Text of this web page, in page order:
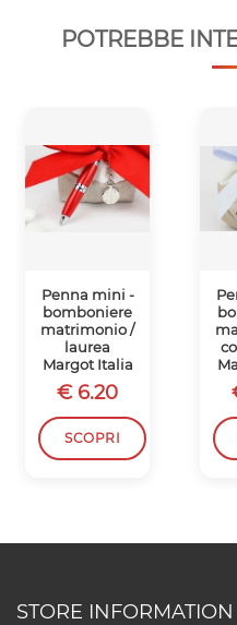
POTREBBE
Penna mini -
bomboniere
matrimonio /
laurea
Margot Italia
€ 6.20
SCOPRI
STORE INFORMATION